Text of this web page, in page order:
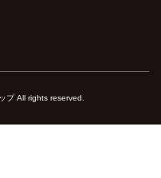
プ All rights reserved.